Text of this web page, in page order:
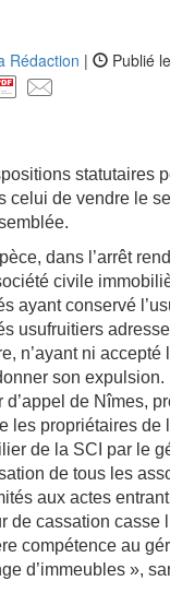
Rédaction | Publié
statutaires
celui de vendre le
dans l’arrêt
civile
ayant conservé
usufruitiers
n’ayant ni
son expulsion.
d’appel de Nîmes,
les propriétaires de
de la SCI par le
de tous les
aux actes
de cassation casse
compétence au
d’immeubles »,